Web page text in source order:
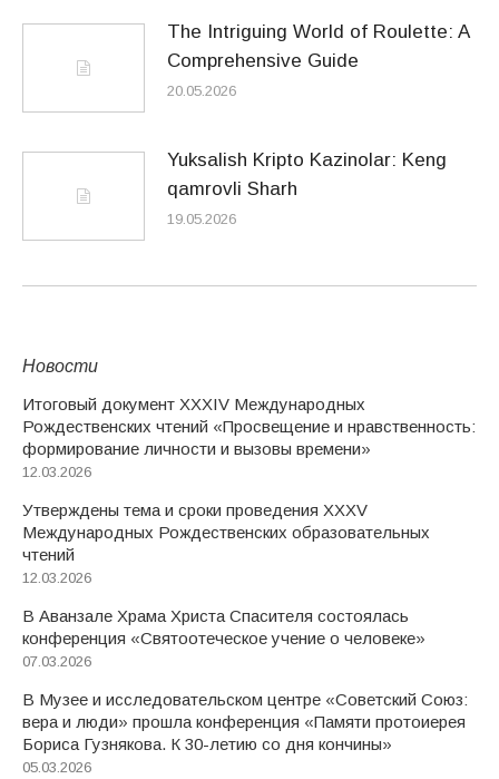
The Intriguing World of Roulette: A
Comprehensive Guide
20.05.2026
Yuksalish Kripto Kazinolar: Keng
qamrovli Sharh
19.05.2026
Новости
Итоговый документ XXХIV Международных
Рождественских чтений «Просвещение и нравственность:
формирование личности и вызовы времени»
12.03.2026
Утверждены тема и сроки проведения XXXV
Международных Рождественских образовательных
чтений
12.03.2026
В Аванзале Храма Христа Спасителя состоялась
конференция «Святоотеческое учение о человеке»
07.03.2026
В Музее и исследовательском центре «Советский Союз:
вера и люди» прошла конференция «Памяти протоиерея
Бориса Гузнякова. К 30-летию со дня кончины»
05.03.2026